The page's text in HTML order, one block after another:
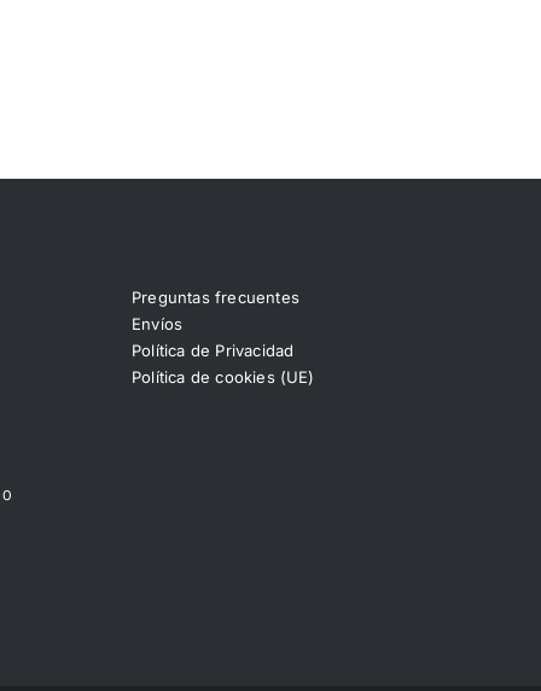
Preguntas frecuentes
Envíos
Política de Privacidad
Política de cookies (UE)